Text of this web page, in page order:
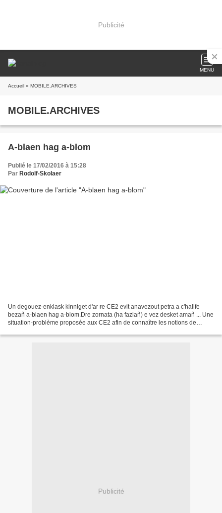
Publicité
MENU
Accueil » MOBILE.ARCHIVES
MOBILE.ARCHIVES
A-blaen hag a-blom
Publié le 17/02/2016 à 15:28
Par Rodolf-Skolaer
Un degouez-enklask kinniget d'ar re CE2 evit anavezout petra a c'hallfe
bezañ a-blaen hag a-blom.Dre zornata (ha faziañ) e vez desket amañ ... Une
situation-problème proposée aux CE2 afin de connaître les notions de
Publicité